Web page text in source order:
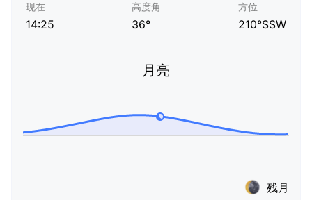
现在
14:25
高度角
36°
方位
210°SSW
月亮
残月